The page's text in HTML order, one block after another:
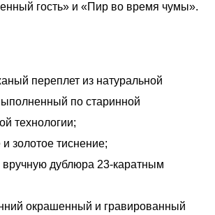
гость» и «Пир во время чумы».
переплет из натуральной
по старинной
технологии;
золотое тиснение;
вручную дублюра 23-каратным
окрашенный и гравированный